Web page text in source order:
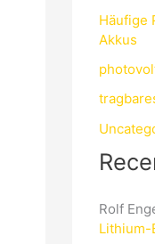
Häufige
Akkus
Rolf
Lithium-